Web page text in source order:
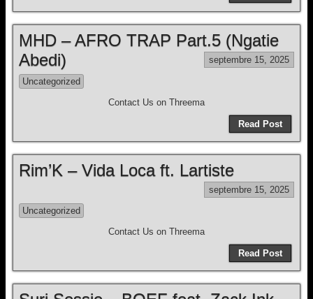
MHD – AFRO TRAP Part.5 (Ngatie
Abedi)
septembre 15, 2025
Uncategorized
Contact Us on Threema
Read Post
Rim’K – Vida Loca ft. Lartiste
septembre 15, 2025
Uncategorized
Contact Us on Threema
Read Post